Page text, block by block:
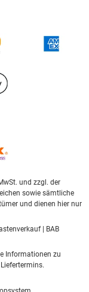
und zzgl. der
sowie sämtliche
und dienen hier nur
|
BAB
Informationen zu